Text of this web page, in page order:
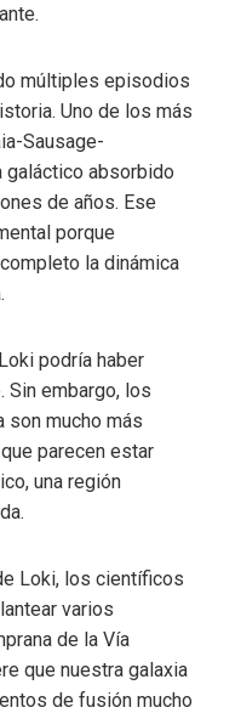
múltiples episodios
Uno de los más
Sausage-
galáctico absorbido
de años. Ese
porque
la dinámica
podría haber
Sin embargo, los
mucho más
parecen estar
una región
Loki, los científicos
varios
de la Vía
que nuestra galaxia
de fusión mucho